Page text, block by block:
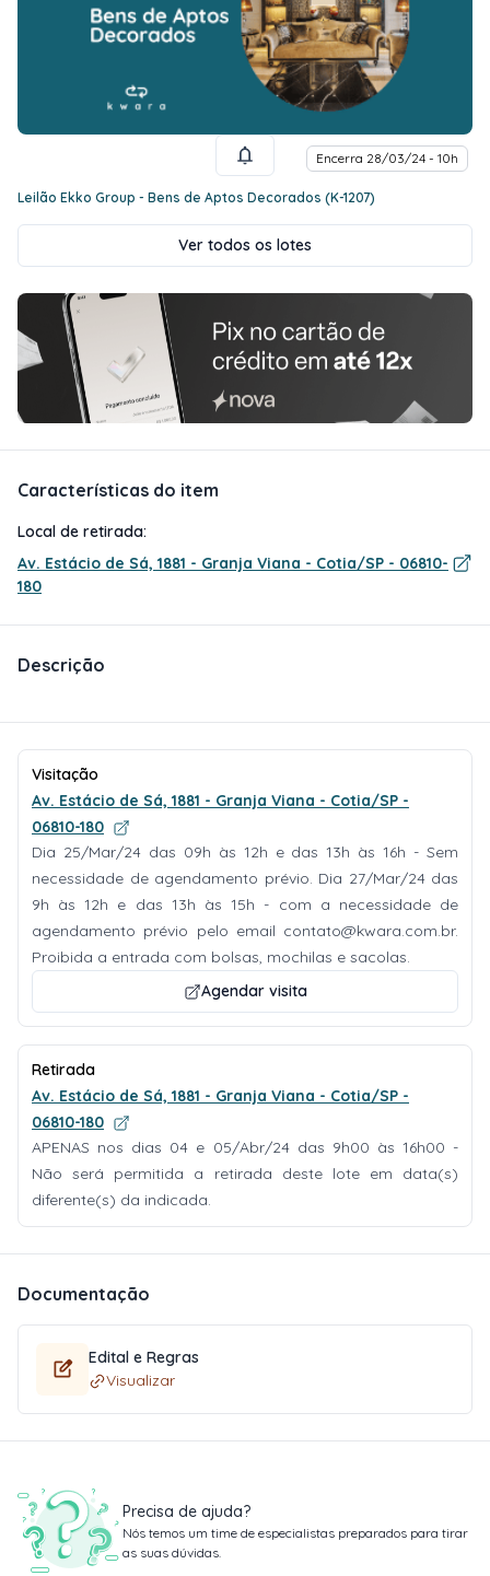
Encerra 28/03/24 - 10h
Leilão Ekko Group - Bens de Aptos Decorados (K-1207)
Ver todos os lotes
Características do item
Local de retirada:
Av. Estácio de Sá, 1881 - Granja Viana - Cotia/SP - 06810-
180
Descrição
Visitação
Av. Estácio de Sá, 1881 - Granja Viana - Cotia/SP -
06810-180
Dia 25/Mar/24 das 09h às 12h e das 13h às 16h - Sem
necessidade de agendamento prévio. Dia 27/Mar/24 das
9h às 12h e das 13h às 15h - com a necessidade de
agendamento prévio pelo email contato@kwara.com.br.
Proibida a entrada com bolsas, mochilas e sacolas.
Agendar visita
Retirada
Av. Estácio de Sá, 1881 - Granja Viana - Cotia/SP -
06810-180
APENAS nos dias 04 e 05/Abr/24 das 9h00 às 16h00 -
Não será permitida a retirada deste lote em data(s)
diferente(s) da indicada.
Documentação
Edital e Regras
Visualizar
Precisa de ajuda?
Nós temos um time de especialistas preparados para tirar
as suas dúvidas.